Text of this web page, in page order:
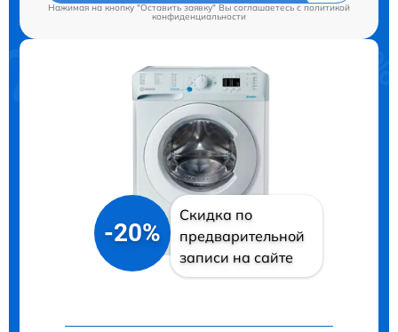
Нажимая на кнопку "Оставить заявку" Вы соглашаетесь cполитикой
конфиденциальности
-20%
Скидка по
предварительной
записи на сайте